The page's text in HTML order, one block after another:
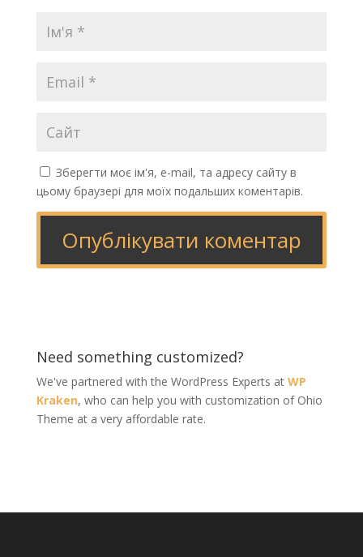
Зберегти моє ім'я, e-mail, та адресу сайту в
цьому браузері для моїх подальших коментарів.
Need something customized?
We've partnered with the WordPress Experts at WP
Kraken, who can help you with customization of Ohio
Theme at a very affordable rate.